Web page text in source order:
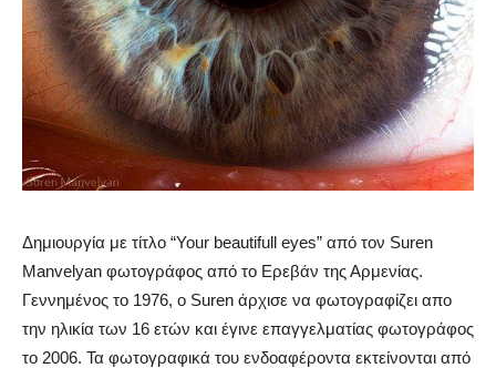
Δημιουργία με τίτλο “Your beautifull eyes” από τον Suren
Manvelyan φωτογράφος από το Ερεβάν της Αρμενίας.
Γεννημένος το 1976, ο Suren άρχισε να φωτογραφίζει απο
την ηλικία των 16 ετών και έγινε επαγγελματίας φωτογράφος
το 2006. Τα φωτογραφικά του ενδοαφέροντα εκτείνονται από